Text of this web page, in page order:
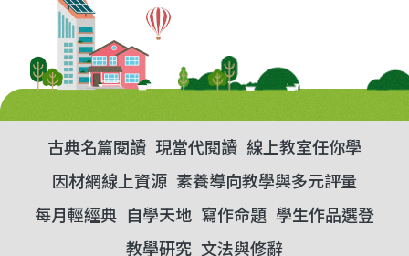
古典名篇閱讀 現當代閱讀 線上教室任你學
因材網線上資源 素養導向教學與多元評量
每月輕經典 自學天地 寫作命題 學生作品選登
教學研究 文法與修辭